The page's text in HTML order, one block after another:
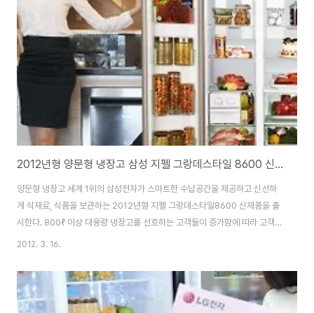
2012년형 양문형 냉장고 삼성 지펠 그랑데스타일 8600 신제품
양문형 냉장고 세계 1위의 삼성전자가 스마트한 수납공간을 제공하고 신선하
게 식재료, 식품을 보관하는 2012년형 지펠 그랑데스타일8600 신제품을 출
시한다. 800ℓ 이상 대용량 냉장고를 선호하는 고객들이 증가함에 따라 고객
선택폭을 넓히기 위해 최고급 진공 단열재로 공간효율성을 극대화한 대용량 냉
어지고 편리한 스마트한 수납 공간을 제공해 냉장실과 냉동실 선반에 부피가
큰 박스의 간편 수납은 물론 키 큰 소스병도 도어 수납 가드에 기울임 없이 깔끔
하게 넣을 수 있고, 홈바 자리에는 2ℓ 생수 8병을 한 번에 채울 수 있어 사용자
2012. 3. 16.